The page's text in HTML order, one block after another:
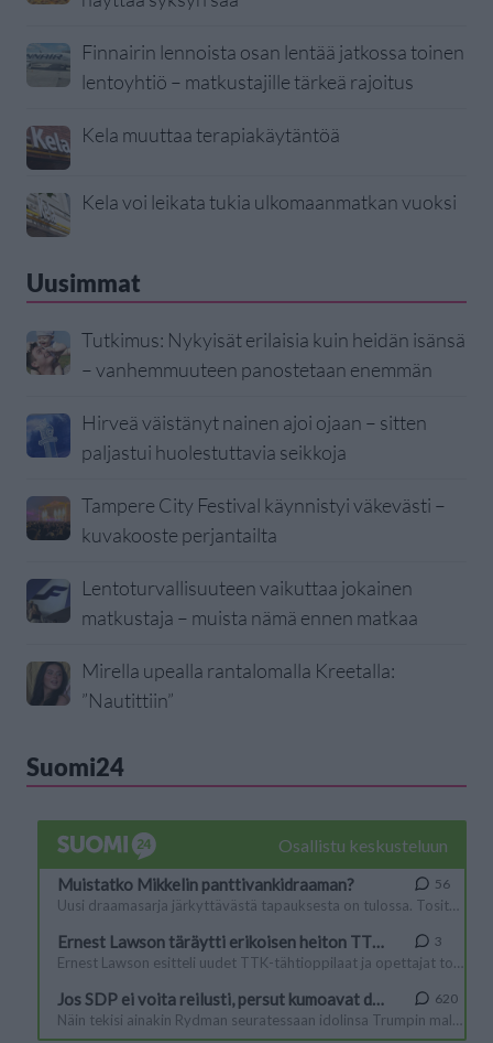
Finnairin lennoista osan lentää jatkossa toinen
lentoyhtiö – matkustajille tärkeä rajoitus
Kela muuttaa terapiakäytäntöä
Kela voi leikata tukia ulkomaanmatkan vuoksi
Uusimmat
Tutkimus: Nykyisät erilaisia kuin heidän isänsä
– vanhemmuuteen panostetaan enemmän
Hirveä väistänyt nainen ajoi ojaan – sitten
paljastui huolestuttavia seikkoja
Tampere City Festival käynnistyi väkevästi –
kuvakooste perjantailta
Lentoturvallisuuteen vaikuttaa jokainen
matkustaja – muista nämä ennen matkaa
Mirella upealla rantalomalla Kreetalla:
”Nautittiin”
Suomi24